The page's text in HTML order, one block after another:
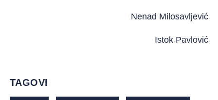
Nenad Milosavljević
Istok Pavlović
TAGOVI